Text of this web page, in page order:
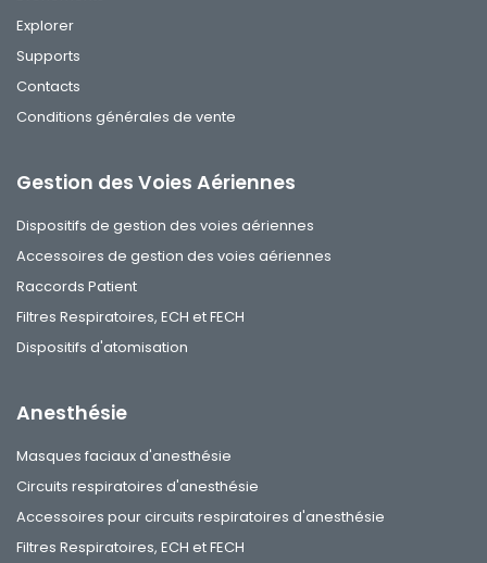
Explorer
Supports
Contacts
Conditions générales de vente
Gestion des Voies Aériennes
Dispositifs de gestion des voies aériennes
Accessoires de gestion des voies aériennes
Raccords Patient
Filtres Respiratoires, ECH et FECH
Dispositifs d'atomisation
Anesthésie
Masques faciaux d'anesthésie
Circuits respiratoires d'anesthésie
Accessoires pour circuits respiratoires d'anesthésie
Filtres Respiratoires, ECH et FECH